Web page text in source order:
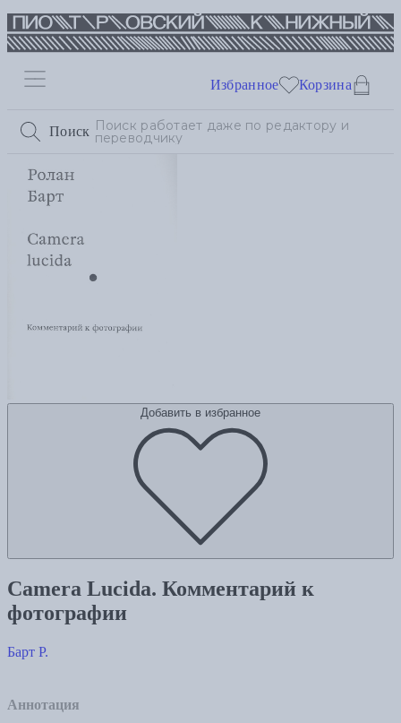
Поиск
Избранное Корзина
Добавить в избранное
Camera Lucida. Комментарий к
фотографии
Барт Р.
Аннотация